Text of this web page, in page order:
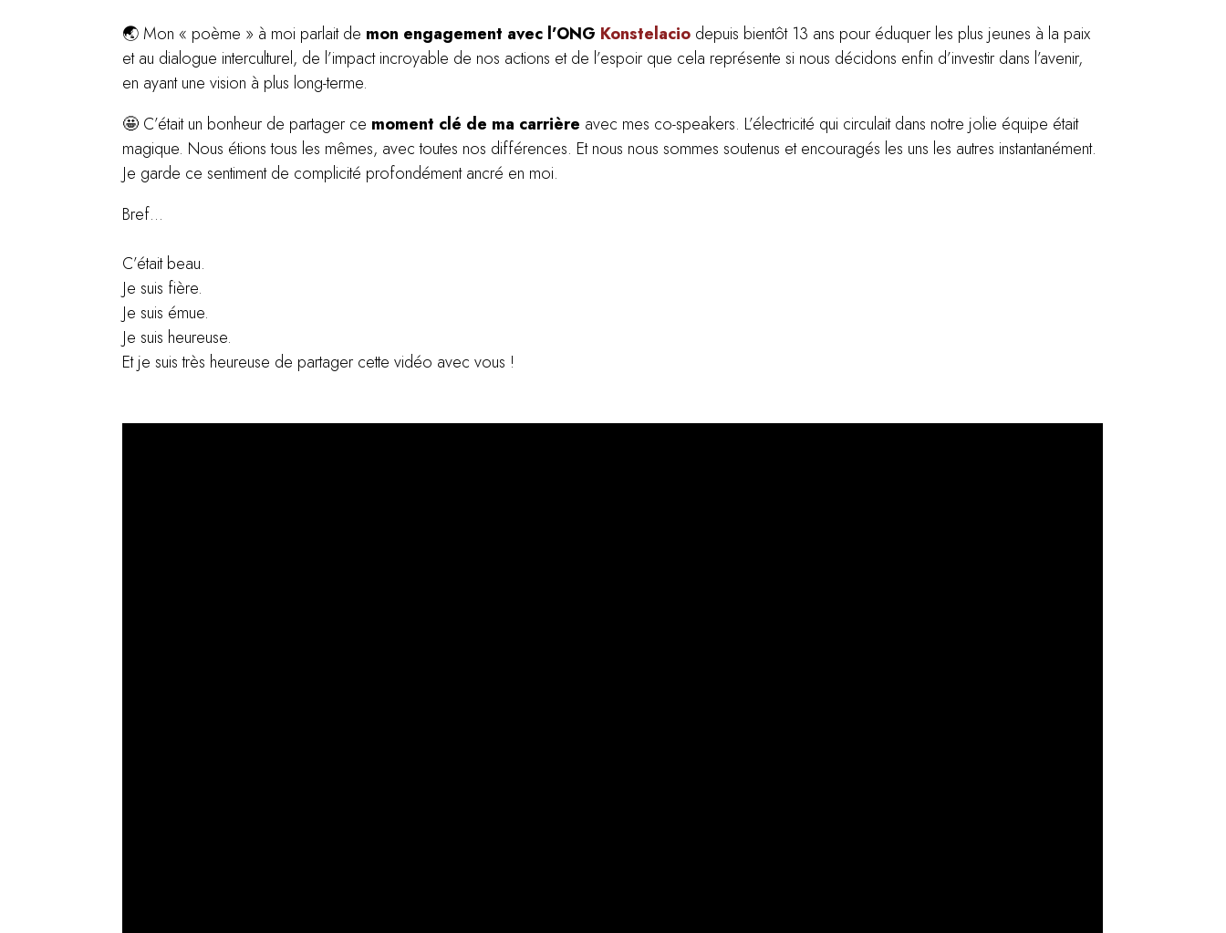
🌏 Mon « poème » à moi parlait de mon engagement avec l’ONG Konstelacio depuis bientôt 13 ans pour éduquer les plus jeunes à la paix
et au dialogue interculturel, de l’impact incroyable de nos actions et de l’espoir que cela représente si nous décidons enfin d’investir dans l’avenir,
en ayant une vision à plus long-terme.
🤩 C’était un bonheur de partager ce moment clé de ma carrière avec mes co-speakers. L’électricité qui circulait dans notre jolie équipe était
magique. Nous étions tous les mêmes, avec toutes nos différences. Et nous nous sommes soutenus et encouragés les uns les autres instantanément.
Je garde ce sentiment de complicité profondément ancré en moi.
Bref…
C’était beau.
Je suis fière.
Je suis émue.
Je suis heureuse.
Et je suis très heureuse de partager cette vidéo avec vous !